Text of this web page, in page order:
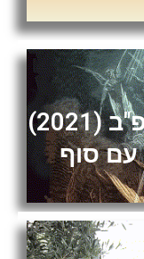
חגיגי: ראש השנה תשפ"ב (2021)
עם סוף